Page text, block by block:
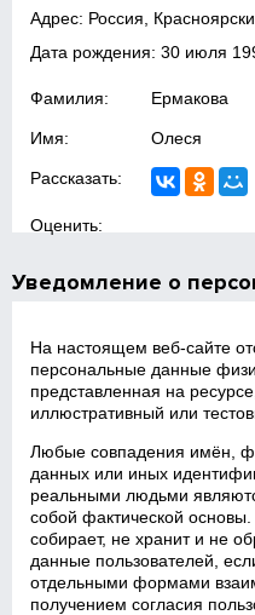
Адрес: Россия,
Дата рождения:30 июля
Фамилия: Ермакова
Имя: Олеся
Рассказать:
Оценить:
Уведомление о
На настоящем веб‑сайте
персональные данные
представленная на
иллюстративный или
Любые совпадения имён,
данных или иных
реальными людьми
собой фактической
собирает, не хранит и не
данные пользователей,
отдельными формами
получением согласия